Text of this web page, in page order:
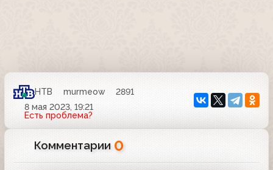
НТВ murmeow
2891
8 мая 2023, 19:21
Есть проблема?
Комментарии 0